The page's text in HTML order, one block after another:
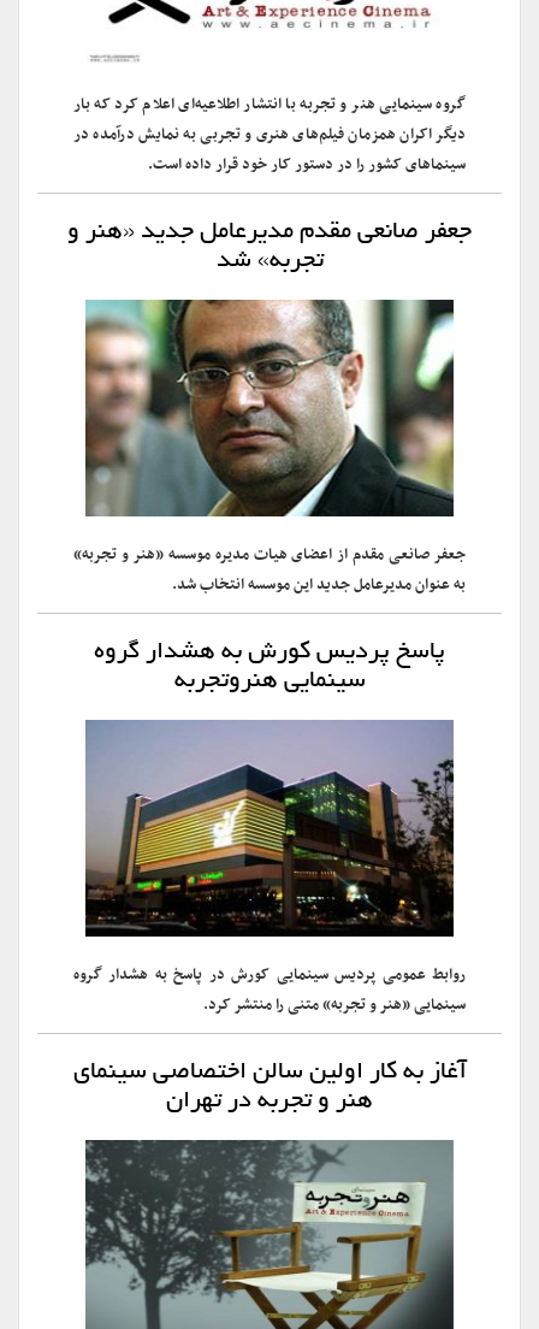
گروه سینمایی هنر و تجربه با انتشار اطلاعیه‌ای اعلام کرد که بار
دیگر اکران همزمان فیلم‌های هنری و تجربی به نمایش درآمده در
سینماهای کشور را در دستور کار خود قرار داده است.
جعفر صانعی مقدم مدیرعامل جدید «هنر و
تجربه» شد
جعفر صانعی مقدم از اعضای هیات مدیره موسسه «هنر و تجربه»
به عنوان مدیرعامل جدید این موسسه انتخاب شد.
پاسخ پردیس کورش به هشدار گروه
سینمایی هنروتجربه
روابط عمومی پردیس سینمایی کورش در پاسخ به هشدار گروه
سینمایی «هنر و تجربه» متنی را منتشر کرد.
آغاز به کار اولین سالن اختصاصی سینمای
هنر و تجربه در تهران